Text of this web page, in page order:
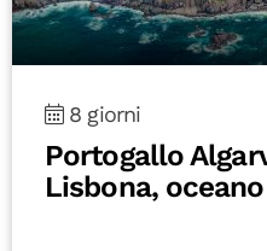
8 giorni
Portogallo
Lisbona,